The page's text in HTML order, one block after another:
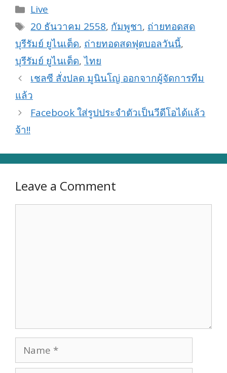
Categories
Live
Tags
20 ธันวาคม 2558, กัมพูชา, ถ่ายทอดสด
บุรีรัมย์ ยูไนเต็ด, ถ่ายทอดสดฟุตบอลวันนี้,
บุรีรัมย์ ยูไนเต็ด,ไทย
เชลซี สั่งปลด มูนินโญ่ ออกจากผู้จัดการทีม
แล้ว
Facebook ใส่รูปประจำตัวเป็นวีดีโอได้แล้ว
จ้า!!
Leave a Comment
Name